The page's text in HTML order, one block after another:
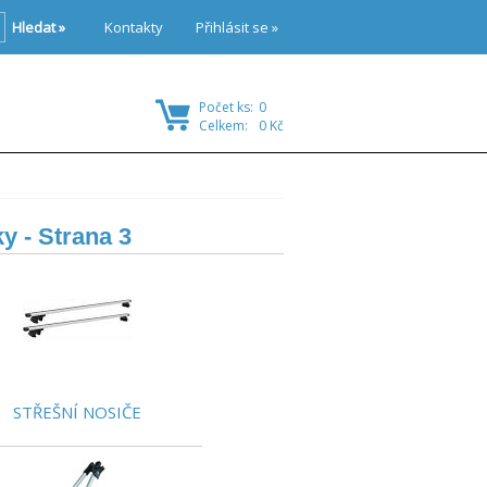
- Strana 3
STŘEŠNÍ NOSIČE
Přihlásit se »
Kontakty
Hledat »
Počet ks: 0
Celkem:
0 Kč